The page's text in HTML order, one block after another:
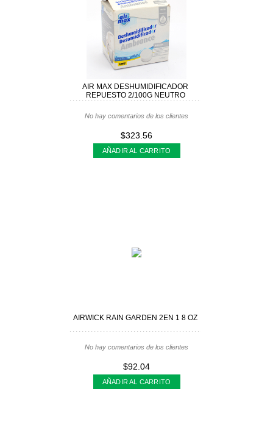
AIR MAX DESHUMIDIFICADOR
REPUESTO 2/100G NEUTRO
No hay comentarios de los clientes
$323.56
AÑADIR AL CARRITO
AIRWICK RAIN GARDEN 2EN 1 8 OZ
No hay comentarios de los clientes
$92.04
AÑADIR AL CARRITO